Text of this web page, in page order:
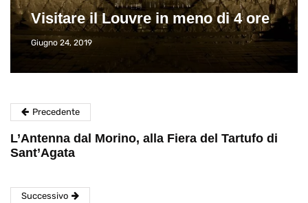
Visitare il Louvre in meno di 4 ore
Giugno 24, 2019
Precedente
L’Antenna dal Morino, alla Fiera del Tartufo di
Sant’Agata
Successivo